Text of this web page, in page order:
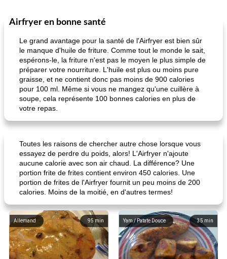
Airfryer en bonne santé
Le grand avantage pour la santé de l'Airfryer est bien sûr
le manque d'huile de friture. Comme tout le monde le sait,
espérons-le, la friture n'est pas le moyen le plus simple de
préparer votre nourriture. L'huile est plus ou moins pure
graisse, et ne contient donc pas moins de 900 calories
pour 100 ml. Même si vous ne mangez qu'une cuillère à
soupe, cela représente 100 bonnes calories en plus de
votre repas.
Toutes les raisons de chercher autre chose lorsque vous
essayez de perdre du poids, alors! L'Airfryer n'ajoute
aucune calorie avec son air chaud. La différence? Une
portion frite de frites contient environ 450 calories. Une
portion de frites de l'Airfryer fournit un peu moins de 200
calories. Moins de la moitié, en d'autres termes!
95 min
Allemand 35 min
Yam / Patate Douce